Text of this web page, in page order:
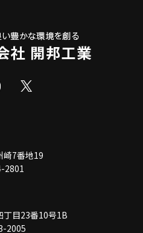
崎7番地19
2801
丁目23番10号1B
2005